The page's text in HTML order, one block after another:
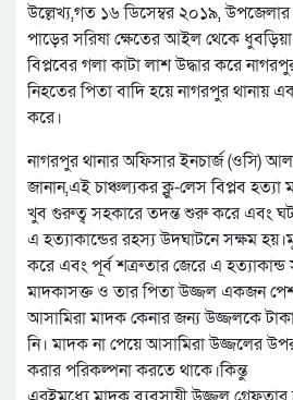
উল্লেখ্য,গত ১৬ ডিসেম্বর ২০১৯, উপজেলার
পাড়ের সরিষা ক্ষেতের আইল থেকে
বিপ্লবের গলা কাটা লাশ উদ্ধার করে
নিহতের পিতা বাদি হয়ে নাগরপুর থানায়
করে।
নাগরপুর থানার অফিসার ইনচার্জ (ওসি)
জানান,এই চাঞ্চল্যকর ক্লু-লেস বিপ্লব
খুব গুরুত্ব সহকারে তদন্ত শুরু করে এবং
এ হত্যাকান্ডের রহস্য উদঘাটনে সক্ষম
করে এবং পূর্ব শত্রুতার জেরে এ হত্যাকান্ড
মাদকাসক্ত ও তার পিতা উজ্জল একজন
আসামিরা মাদক কেনার জন্য উজ্জলকে
নি। মাদক না পেয়ে আসামিরা উজ্জলের
করার পরিকল্পনা করতে থাকে।কিন্তু